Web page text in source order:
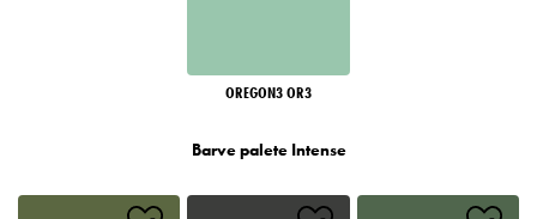
OREGON3 OR3
Barve palete Intense